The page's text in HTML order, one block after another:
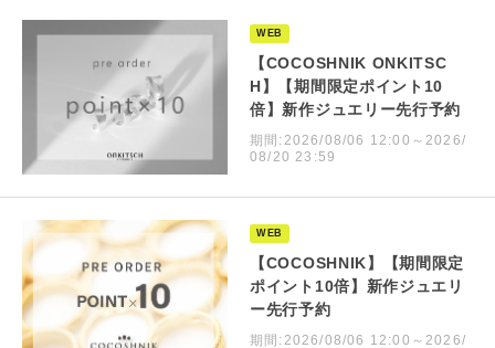
WEB
【COCOSHNIK ONKITSC
H】【期間限定ポイント10
倍】新作ジュエリー先行予約
期間:2026/08/06 12:00～2026/
08/20 23:59
WEB
【COCOSHNIK】【期間限定
ポイント10倍】新作ジュエリ
ー先行予約
期間:2026/08/06 12:00～2026/